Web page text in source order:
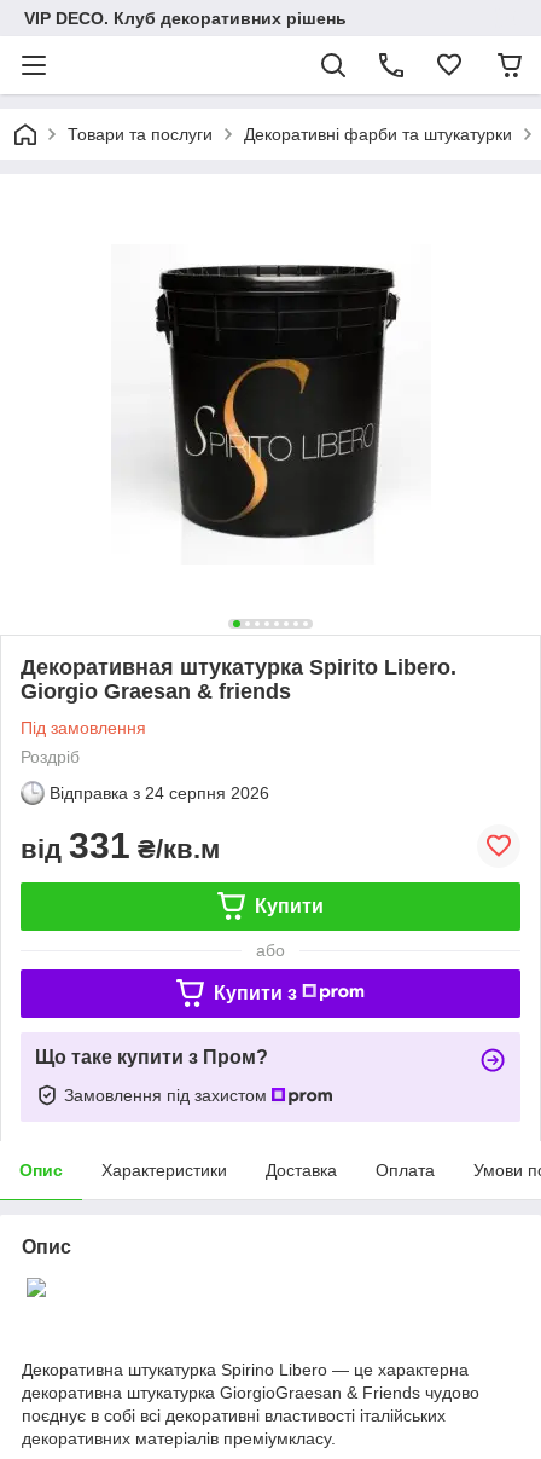
VIP DECO. Клуб декоративних рішень
Товари та послуги Декоративні фарби та штукатурки
Декоративная штукатурка Spirito Libero.
Giorgio Graesan & friends
Під замовлення
Роздріб
Відправка з 24 серпня 2026
від 331 ₴/кв.м
Купити
або
Купити з
Що таке купити з Пром?
Замовлення під захистом
Опис Характеристики Доставка Оплата Умови
Опис
Декоративна штукатурка Spirino Libero — це характерна
декоративна штукатурка GiorgioGraesan & Friends чудово
поєднує в собі всі декоративні властивості італійських
декоративних матеріалів преміумкласу.